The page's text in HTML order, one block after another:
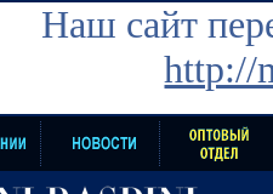
Наш сайт
http://